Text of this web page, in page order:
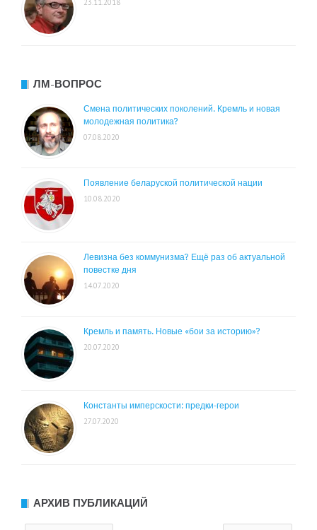
23.11.2018
ЛМ-ВОПРОС
Смена политических поколений. Кремль и новая
молодежная политика?
07.08.2020
Появление беларуской политической нации
10.08.2020
Левизна без коммунизма? Ещё раз об актуальной
повестке дня
14.07.2020
Кремль и память. Новые «бои за историю»?
20.07.2020
Константы имперскости: предки-герои
27.07.2020
АРХИВ ПУБЛИКАЦИЙ